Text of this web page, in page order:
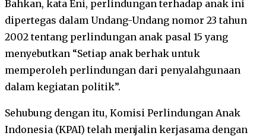
Bahkan, kata Eni, perlindungan terhadap anak ini
dipertegas dalam Undang-Undang nomor 23 tahun
2002 tentang perlindungan anak pasal 15 yang
menyebutkan “Setiap anak berhak untuk
memperoleh perlindungan dari penyalahgunaan
dalam kegiatan politik”.
Sehubung dengan itu, Komisi Perlindungan Anak
Indonesia (KPAI) telah menjalin kerjasama dengan